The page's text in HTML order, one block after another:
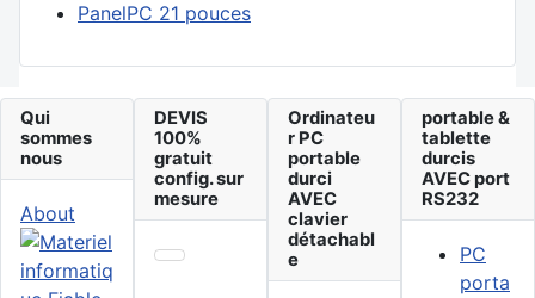
PanelPC 21 pouces
Qui
sommes
nous
About
DEVIS
100%
gratuit
config. sur
mesure
Ordinateu
r PC
portable
durci
AVEC
clavier
détachabl
e
portable &
tablette
durcis
AVEC port
RS232
PC
porta